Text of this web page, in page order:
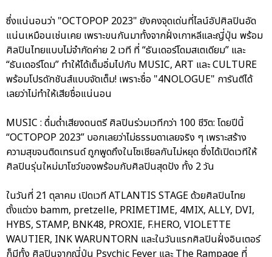
ซึ่งแน่นอนว่า "OCTOPOP 2023" ยังคงจุดเด่นที่ไลน์อัปศิลปินอัด
แน่นเหมือนเช่นเคย เพราะขนกันมาทั้งจากฝั่งเกาหลีและญี่ปุ่น พร้อม
ศิลปินไทยแบบไม่จำกัดค่าย 2 เวที ที่ “ธันเดอร์โดมสเตเดียม” และ
“ธันเดอร์โดม” ทำให้ได้เต็มอิ่มไปกับ MUSIC, ART และ CULTURE
พร้อมโปรดักชันส์แบบจัดเต็ม! เพราะชื่อ "4NOLOGUE" การันตีได้
เลยว่าไม่ทำให้เสียชื่อแน่นอน
MUSIC : ดื่มด่ำเสียงดนตรี ศิลปินร่วมเวทีกว่า 100 ชีวิต: โดยปีนี้
“OCTOPOP 2023” บอกเลยว่าไม่ธรรมดาเลยจริง ๆ เพราะสร้าง
ความสุขจนติดเทรนด์ ถูกพูดถึงในโซเชียลกันไม่หยุด ซึ่งได้เปิดเวทีให้
ศิลปินรุ่นใหม่มาโชว์ของพร้อมกับศิลปินสุดปัง ทั้ง 2 วัน
ในวันที่ 21 ตุลาคม เปิดเวที ATLANTIS STAGE ด้วยศิลปินไทย
ตั้งแต่วง bamm, pretzelle, PRIMETIME, 4MIX, ALLY, DVI,
HYBS, STAMP, BNK48, PROXIE, F.HERO, VIOLETTE
WAUTIER, INK WARUNTORN และในวันแรกศิลปินฝั่งอินเตอร์
ก็มีทั้ง ศิลปินจากญี่ปุ่น Psychic Fever และ The Rampage ที่